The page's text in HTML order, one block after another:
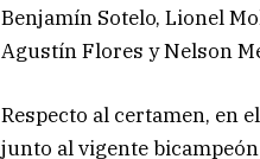
Benjamín Sotelo, Lionel
Agustín Flores y Nelson
Respecto al certamen, en
junto al vigente